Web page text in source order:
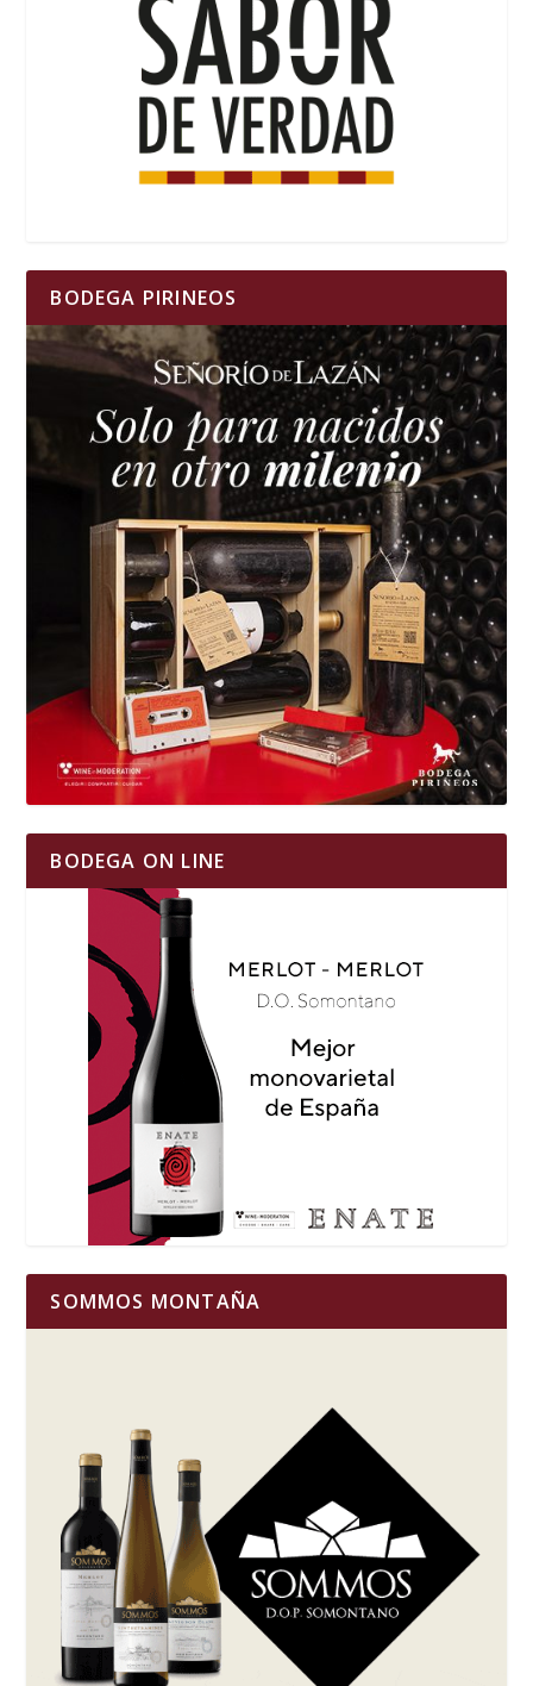
BODEGA PIRINEOS
BODEGA ON LINE
SOMMOS MONTAÑA